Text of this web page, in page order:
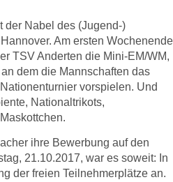
der Nabel des (Jugend-)
Am ersten Wochenende
TSV Anderten die Mini-EM/WM,
dem die Mannschaften das
vorspielen. Und
Nationaltrikots,
ihre Bewerbung auf den
21.10.2017, war es soweit: In
der freien Teilnehmerplätze an.